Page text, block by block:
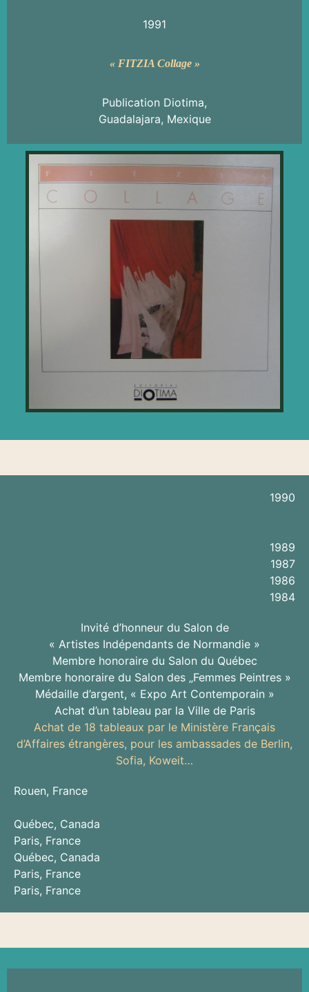
1991
« FITZIA Collage »
Publication Diotima,
Guadalajara, Mexique
1990
1989
1987
1986
1984
Invité d’honneur du Salon de
« Artistes Indépendants de Normandie »
Membre honoraire du Salon du Québec
Membre honoraire du Salon des „Femmes Peintres »
Médaille d’argent, « Expo Art Contemporain »
Achat d’un tableau par la Ville de Paris
Achat de 18 tableaux par le Ministère Français
d’Affaires étrangères, pour les ambassades de Berlin,
Sofia, Koweit…
Rouen, France
Québec, Canada
Paris, France
Québec, Canada
Paris, France
Paris, France